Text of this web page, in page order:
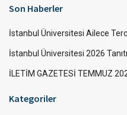
Son Haberler
İstanbul Üniversitesi Ailece
İstanbul Üniversitesi 2026
İLETİM GAZETESİ TEMMUZ
Kategoriler